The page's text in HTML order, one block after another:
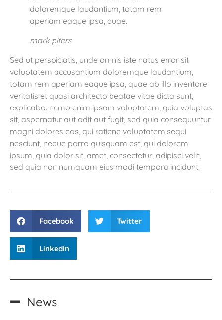
doloremque laudantium, totam rem
aperiam eaque ipsa, quae.
mark piters
Sed ut perspiciatis, unde omnis iste natus error sit
voluptatem accusantium doloremque laudantium,
totam rem aperiam eaque ipsa, quae ab illo inventore
veritatis et quasi architecto beatae vitae dicta sunt,
explicabo. nemo enim ipsam voluptatem, quia voluptas
sit, aspernatur aut odit aut fugit, sed quia consequuntur
magni dolores eos, qui ratione voluptatem sequi
nesciunt, neque porro quisquam est, qui dolorem
ipsum, quia dolor sit, amet, consectetur, adipisci velit,
sed quia non numquam eius modi tempora incidunt.
Facebook Twitter
LinkedIn
News